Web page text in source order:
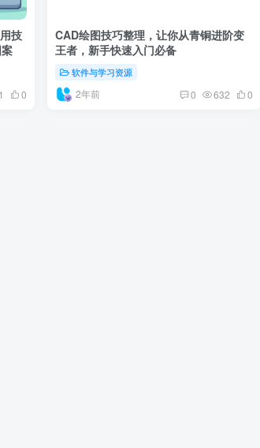
技
0
CAD绘图技巧整理，让你从青铜进阶变
王者，新手快速入门必备
软件与学习资源
2年前 0 632 0